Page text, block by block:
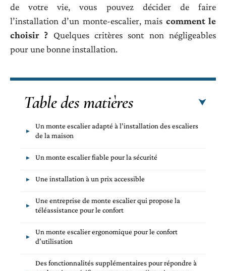
de votre vie, vous pouvez décider de faire
l’installation d’un monte-escalier, mais comment le
choisir ? Quelques critères sont non négligeables
pour une bonne installation.
Table des matières
Un monte escalier adapté à l’installation des escaliers
de la maison
Un monte escalier fiable pour la sécurité
Une installation à un prix accessible
Une entreprise de monte escalier qui propose la
téléassistance pour le confort
Un monte escalier ergonomique pour le confort
d’utilisation
Des fonctionnalités supplémentaires pour répondre à